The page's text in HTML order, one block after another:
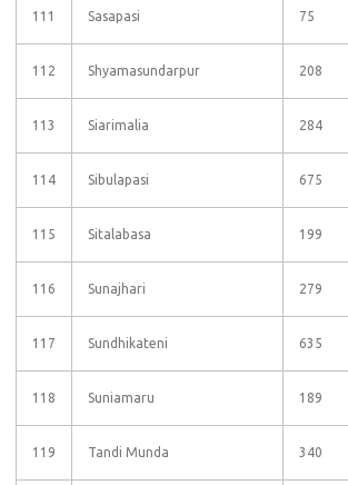
111 Sasapasi 75
112 Shyamasundarpur 208
113 Siarimalia 284
114 Sibulapasi 675
115 Sitalabasa 199
116 Sunajhari 279
117 Sundhikateni 635
118 Suniamaru 189
119 Tandi Munda 340